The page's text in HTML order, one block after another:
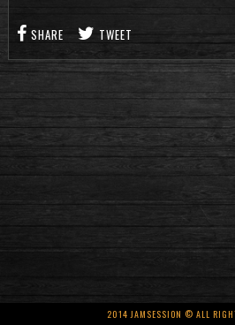
SHARE TWEET
2014 JAMSESSION © ALL